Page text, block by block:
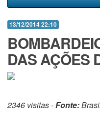
13/12/2014 22:10
DAS AÇÕES
2346 visitas -Fonte: